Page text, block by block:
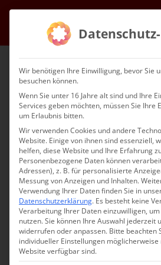
Zum
Gehe zu ...
Hl. Liturgie am
Januar 16th, 2025 | Aktuell
Wir benötigen Ihre Einwilligung, bevor Sie
besuchen können.
Wenn Sie unter 16 Jahre alt sind und Ihre
Services geben möchten, müssen Sie Ihre
um Erlaubnis bitten.
Wir verwenden Cookies und andere
Website. Einige von ihnen sind essenziell,
helfen, diese Website und Ihre Erfahrung
Personenbezogene Daten können
Adressen), z. B. für personalisierte
Messung von Anzeigen und Inhalten.
Verwendung Ihrer Daten finden Sie in
Datenschutzerklärung. Es besteht keine
Verarbeitung Ihrer Daten einzuwilligen,
nutzen.Sie können Ihre Auswahl jederzeit
widerrufen oder anpassen. Bitte beachten
individueller Einstellungen
Website verfügbar sind.